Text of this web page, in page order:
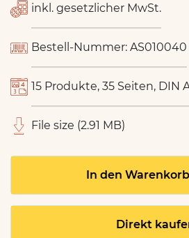
inkl. gesetzlicher MwSt.
Bestell-Nummer: AS010040
15 Produkte, 35 Seiten, DIN
File size (2.91 MB)
In den
Direkt